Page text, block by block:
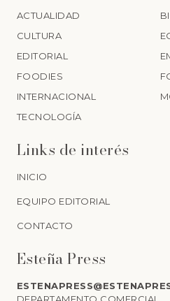
ACTUALIDAD
CULTURA
EDITORIAL
FOODIES
INTERNACIONAL
TECNOLOGÍA
Links de interés
INICIO
EQUIPO EDITORIAL
CONTACTO
Esteña Press
DEPARTAMENTO COMERCIAL